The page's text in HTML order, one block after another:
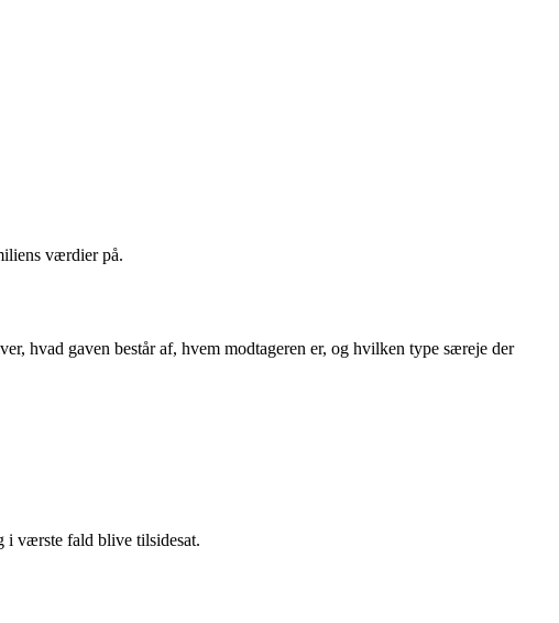
værdier på.
hvad gaven består af, hvem modtageren er, og hvilken type særeje der
i værste fald blive tilsidesat.